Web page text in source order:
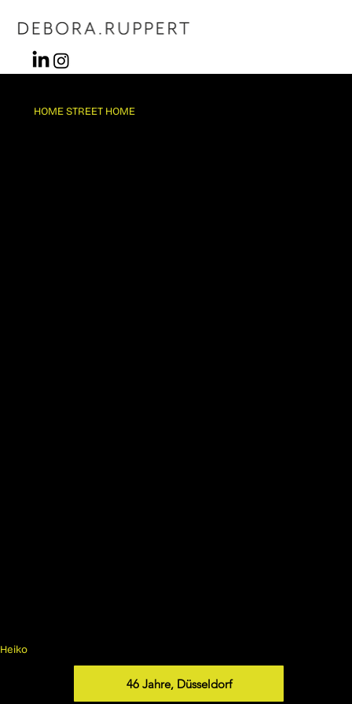
HOME STREET HOME
Heiko
46 Jahre, Düsseldorf